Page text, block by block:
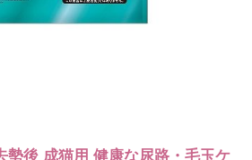
勢後 成猫用 健康な尿路・毛玉ケ